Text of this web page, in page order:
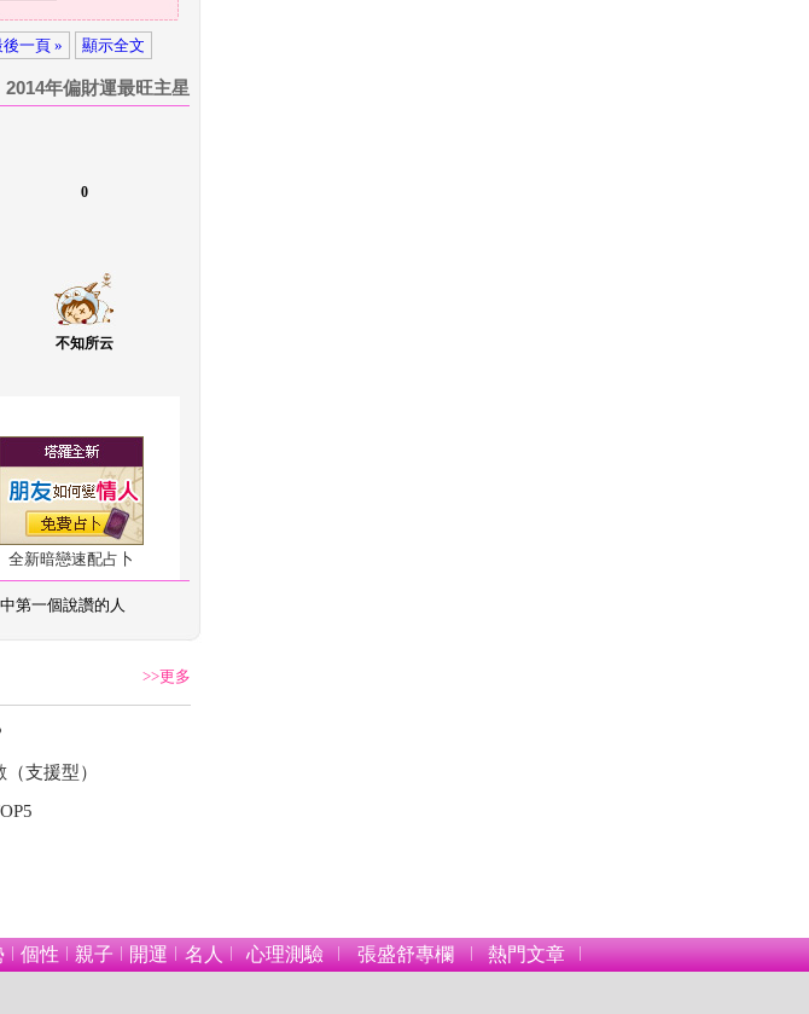
後一頁 » 顯示全文
2014年偏財運最旺主星
0
不知所云
全新暗戀速配占卜
第一個說讚的人
>>更多
支援型）
個性 親子 開運 名人 心理測驗 張盛舒專欄 熱門文章